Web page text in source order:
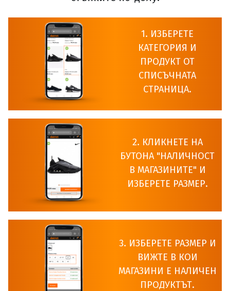
1. ИЗБЕРЕТЕ
КАТЕГОРИЯ И
ПРОДУКТ ОТ
СПИСЪЧНАТА
СТРАНИЦА.
2. КЛИКНЕТЕ НА
БУТОНА "НАЛИЧНОСТ
В МАГАЗИНИТЕ" И
ИЗБЕРЕТЕ РАЗМЕР.
3. ИЗБЕРЕТЕ РАЗМЕР И
ВИЖТЕ В КОИ
МАГАЗИНИ Е НАЛИЧЕН
ПРОДУКТЪТ.